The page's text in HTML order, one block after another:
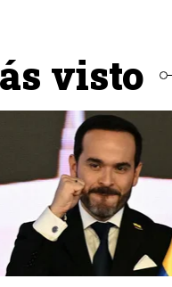
visto